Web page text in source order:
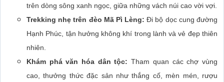
trên dòng sông xanh ngọc, giữa những vách núi cao vời vợi.
Trekking nhẹ trên đèo Mã Pì Lèng: Đi bộ dọc cung đường
Hạnh Phúc, tận hưởng không khí trong lành và vẻ đẹp thiên
nhiên.
Khám phá văn hóa dân tộc: Tham quan các chợ vùng
cao, thưởng thức đặc sản như thắng cố, mèn mén, rượu